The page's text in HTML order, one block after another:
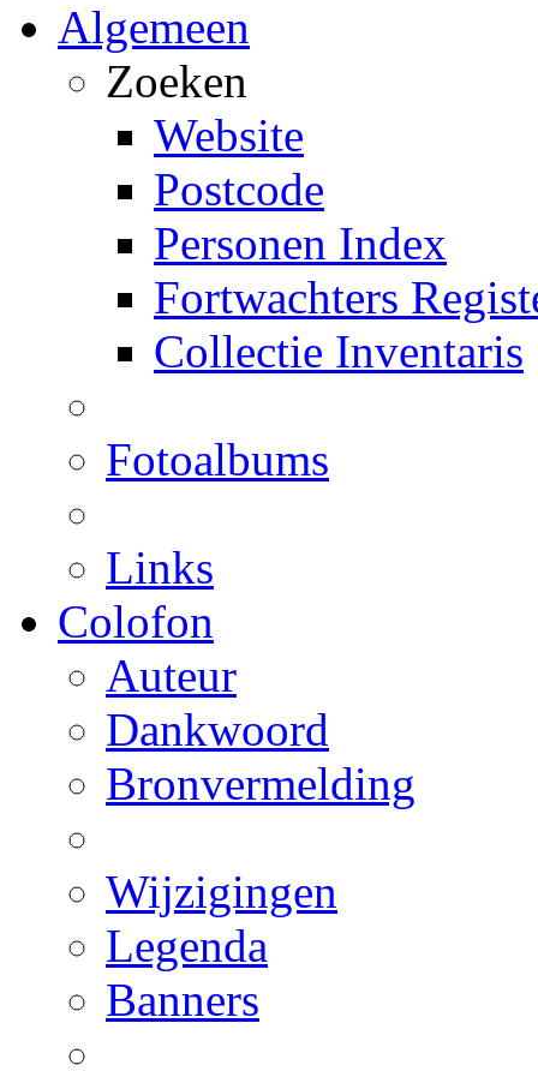
Algemeen
Zoeken
Website
Postcode
Personen Index
Fortwachters
Collectie Inventaris
Fotoalbums
Links
Colofon
Auteur
Dankwoord
Bronvermelding
Wijzigingen
Legenda
Banners